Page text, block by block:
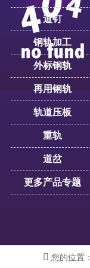
 您的位置：
道钉
钢轨加工
外标钢轨
再用钢轨
轨道压板
重轨
道岔
更多产品专题